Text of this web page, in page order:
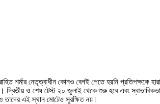
শর্মার নেতৃত্বাধীন কোনও বেগই পেতে হয়নি
ও শেষ টেস্ট ২০ জুলাই থেকে শুরু হবে এবং
তাদের এই স্থান মোটেও সুরক্ষিত নয়।